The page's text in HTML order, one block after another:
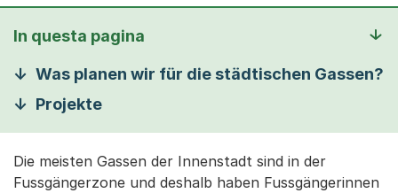
In questa pagina
Was planen wir für die städtischen Gassen?
Projekte
Die meisten Gassen der Innenstadt sind in der
Fussgängerzone und deshalb haben Fussgängerinnen